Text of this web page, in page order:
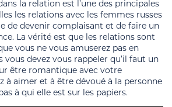
la relation est l’une des principales
les relations avec les femmes russes
de devenir complaisant et de faire un
La vérité est que les relations sont
vous ne vous amuserez pas en
vous devez vous rappeler qu’il faut un
être romantique avec votre
à aimer et à être dévoué à la personne
à qui elle est sur les papiers.